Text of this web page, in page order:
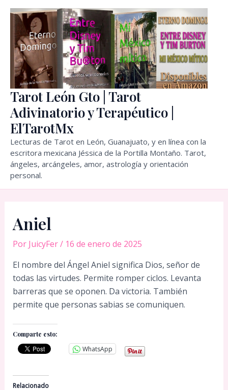
contenido
Tarot León Gto | Tarot
Adivinatorio y Terapéutico |
ElTarotMx
Lecturas de Tarot en León, Guanajuato, y en línea con la
escritora mexicana Jéssica de la Portilla Montaño. Tarot,
ángeles, arcángeles, amor, astrología y orientación
personal.
Aniel
Por JuicyFer/ 16 de enero de 2025
El nombre del Ángel Aniel significa Dios, señor de
todas las virtudes. Permite romper ciclos. Levanta
barreras que se oponen. Da victoria. También
permite que personas sabias se comuniquen.
Comparte esto:
WhatsApp
Relacionado